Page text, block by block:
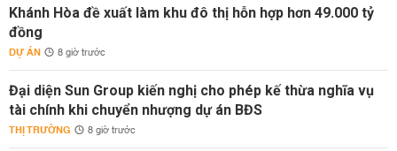
Khánh Hòa đề xuất làm khu đô thị hỗn hợp hơn 49.000 tỷ
đồng
DỰ ÁN 8 giờ trước
Đại diện Sun Group kiến nghị cho phép kế thừa nghĩa vụ
tài chính khi chuyển nhượng dự án BĐS
THỊ TRƯỜNG 8 giờ trước